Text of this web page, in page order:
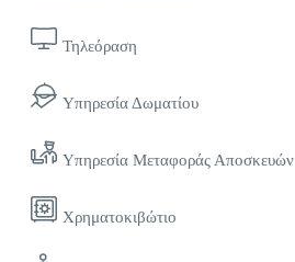
Τηλεόραση
Υπηρεσία Δωματίου
Υπηρεσία Μεταφοράς Αποσκευών
Χρηματοκιβώτιο